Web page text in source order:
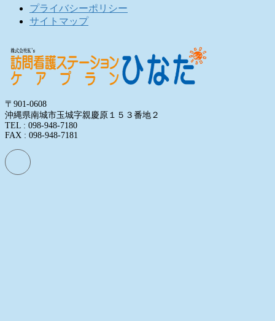
プライバシーポリシー
サイトマップ
〒901-0608
沖縄県南城市玉城字親慶原１５３番地２
TEL : 098-948-7180
FAX : 098-948-7181